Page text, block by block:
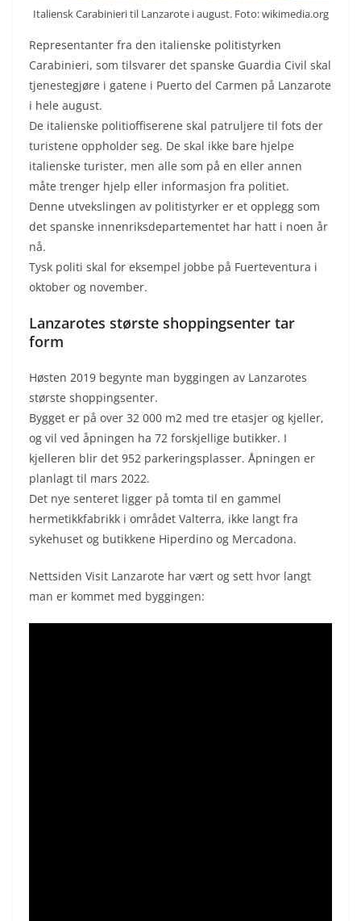
Italiensk Carabinieri til Lanzarote i august. Foto: wikimedia.org
Representanter fra den italienske politistyrken
Carabinieri, som tilsvarer det spanske Guardia Civil skal
tjenestegjøre i gatene i Puerto del Carmen på Lanzarote
i hele august.
De italienske politioffiserene skal patruljere til fots der
turistene oppholder seg. De skal ikke bare hjelpe
italienske turister, men alle som på en eller annen
måte trenger hjelp eller informasjon fra politiet.
Denne utvekslingen av politistyrker er et opplegg som
det spanske innenriksdepartementet har hatt i noen år
nå.
Tysk politi skal for eksempel jobbe på Fuerteventura i
oktober og november.
Lanzarotes største shoppingsenter tar
form
Høsten 2019 begynte man byggingen av Lanzarotes
største shoppingsenter.
Bygget er på over 32 000 m2 med tre etasjer og kjeller,
og vil ved åpningen ha 72 forskjellige butikker. I
kjelleren blir det 952 parkeringsplasser. Åpningen er
planlagt til mars 2022.
Det nye senteret ligger på tomta til en gammel
hermetikkfabrikk i området Valterra, ikke langt fra
sykehuset og butikkene Hiperdino og Mercadona.
Nettsiden Visit Lanzarote har vært og sett hvor langt
man er kommet med byggingen: